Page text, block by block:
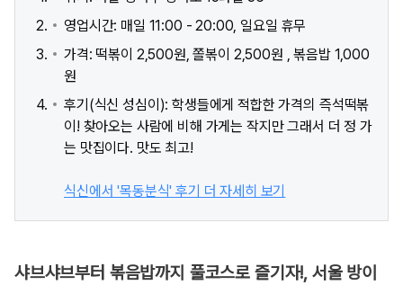
영업시간: 매일 11:00 - 20:00, 일요일 휴무
가격: 떡볶이 2,500원, 쫄볶이 2,500원 , 볶음밥 1,000
원
후기(식신 성심이): 학생들에게 적합한 가격의 즉석떡볶
이! 찾아오는 사람에 비해 가게는 작지만 그래서 더 정 가
는 맛집이다. 맛도 최고!
식신에서 '목동분식' 후기 더 자세히 보기
샤브샤브부터 볶음밥까지 풀코스로 즐기자!, 서울 방이